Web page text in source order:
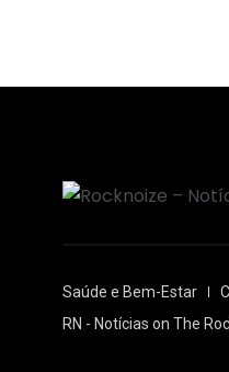
Saúde e Bem-Estar
RN - Notícias on The